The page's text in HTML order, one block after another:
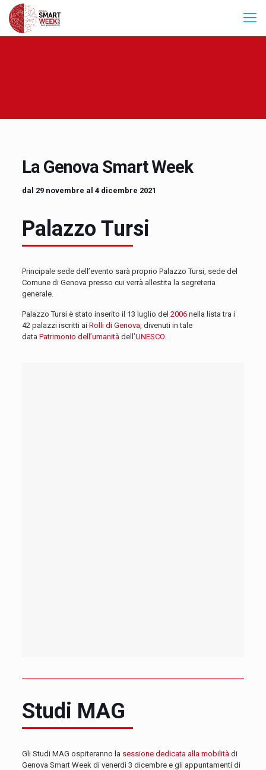
La Genova Smart Week
dal 29 novembre al 4 dicembre 2021
Palazzo Tursi
Principale sede dell’evento sarà proprio Palazzo Tursi, sede del
Comune di Genova presso cui verrà allestita la segreteria
generale.
Palazzo Tursi è stato inserito il 13 luglio del 2006nella lista tra i
42 palazzi iscritti ai Rolli di Genova, divenuti in tale
data Patrimonio dell’umanità dell’UNESCO.
Studi MAG
Gli Studi MAG ospiteranno la sessione dedicata alla mobilitàdi
Genova Smart Week di venerdì 3 dicembre e gli appuntamenti di